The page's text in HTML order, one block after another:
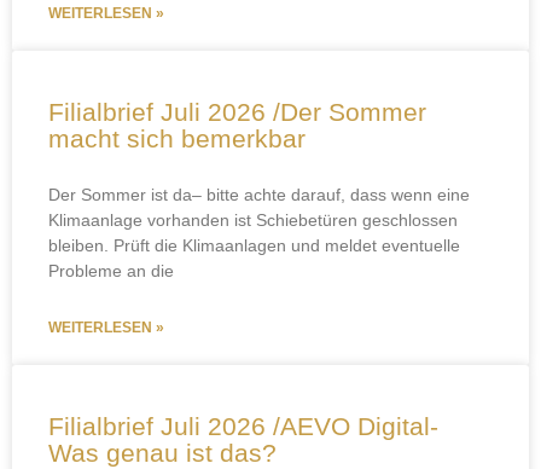
WEITERLESEN »
Filialbrief Juli 2026 /Der Sommer
macht sich bemerkbar
Der Sommer ist da– bitte achte darauf, dass wenn eine
Klimaanlage vorhanden ist Schiebetüren geschlossen
bleiben. Prüft die Klimaanlagen und meldet eventuelle
Probleme an die
WEITERLESEN »
Filialbrief Juli 2026 /AEVO Digital-
Was genau ist das?